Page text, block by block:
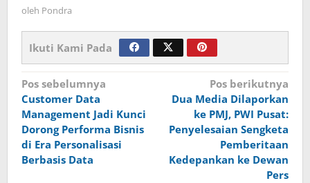
oleh Pondra
Ikuti Kami Pada
Navigasi
pos
Pos sebelumnya
Customer Data
Management Jadi Kunci
Dorong Performa Bisnis
di Era Personalisasi
Berbasis Data
Pos berikutnya
Dua Media Dilaporkan
ke PMJ, PWI Pusat:
Penyelesaian Sengketa
Pemberitaan
Kedepankan ke Dewan
Pers